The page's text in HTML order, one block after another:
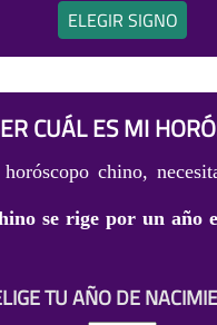
ELEGIR SIGNO
CUÁL ES MI
chino,
se rige por un año
TU AÑO DE